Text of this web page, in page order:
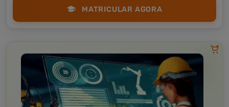
MATRICULAR AGORA